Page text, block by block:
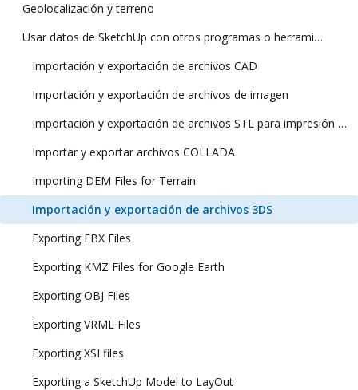
Geolocalización y terreno
Usar datos de SketchUp con otros programas o herramientas de modelado
Importación y exportación de archivos CAD
Importación y exportación de archivos de imagen
Importación y exportación de archivos STL para impresión 3D
Importar y exportar archivos COLLADA
Importing DEM Files for Terrain
Importación y exportación de archivos 3DS
Exporting FBX Files
Exporting KMZ Files for Google Earth
Exporting OBJ Files
Exporting VRML Files
Exporting XSI files
Exporting a SketchUp Model to LayOut